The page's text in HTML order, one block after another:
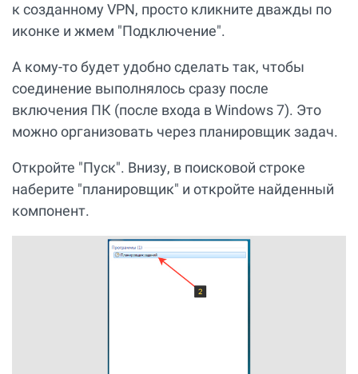
к созданному VPN, просто кликните дважды по
иконке и жмем "Подключение".
А кому-то будет удобно сделать так, чтобы
соединение выполнялось сразу после
включения ПК (после входа в Windows 7). Это
можно организовать через планировщик задач.
Откройте "Пуск". Внизу, в поисковой строке
наберите "планировщик" и откройте найденный
компонент.